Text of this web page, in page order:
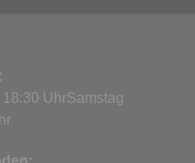
18:30 UhrSamstag